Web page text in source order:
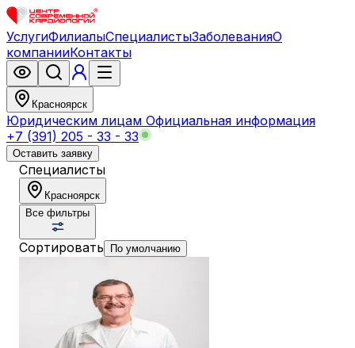
УслугиФилиалыСпециалистыЗаболеванияО
компанииКонтакты
Красноярск
Юридическим лицам Официальная информация
+7 (391) 205 - 33 - 33
Оставить заявку
Специалисты
Красноярск
Все фильтры
Сортировать По умолчанию